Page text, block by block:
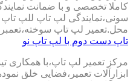
کاملا تخصصی و با ضمانت
سونی،نمایندگی لپ تاپ للپ تاپ
محل.تعمیر لپ تاپ سوخته،تعمبر
تاپ دست دوم با لپ تاپ نو
مرکز تعمیر لپ تاپ،با همکاری
ابزارآلات تعمیر،فضایی خلق